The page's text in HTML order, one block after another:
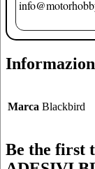
Marca Blackbird
Be the first